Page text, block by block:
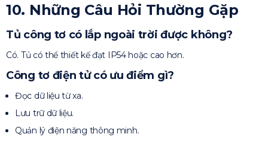
10. Những Câu Hỏi Thường Gặp
Tủ công tơ có lắp ngoài trời được không?
Có. Tủ có thể thiết kế đạt IP54 hoặc cao hơn.
Công tơ điện tử có ưu điểm gì?
Đọc dữ liệu từ xa.
Lưu trữ dữ liệu.
Quản lý điện năng thông minh.